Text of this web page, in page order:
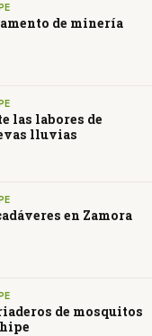
de minería
las labores de
lluvias
en Zamora
de mosquitos